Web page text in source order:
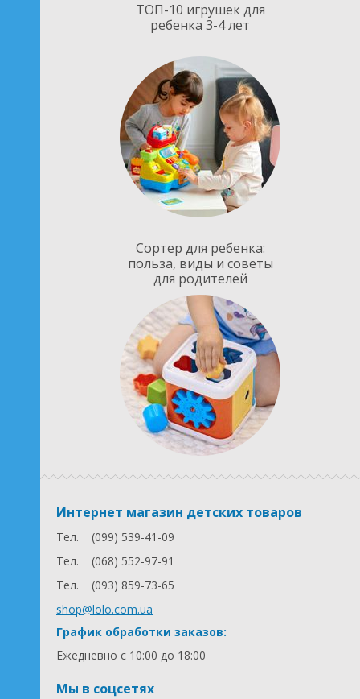
ТОП-10 игрушек для
ребенка 3-4 лет
Сортер для ребенка:
польза, виды и советы
для родителей
Интернет магазин детских товаров
Тел.
(099) 539-41-09
Тел.
(068) 552-97-91
Тел.
(093) 859-73-65
shop@lolo.com.ua
График обработки заказов:
Ежедневно с 10:00 до 18:00
Мы в соцсетях